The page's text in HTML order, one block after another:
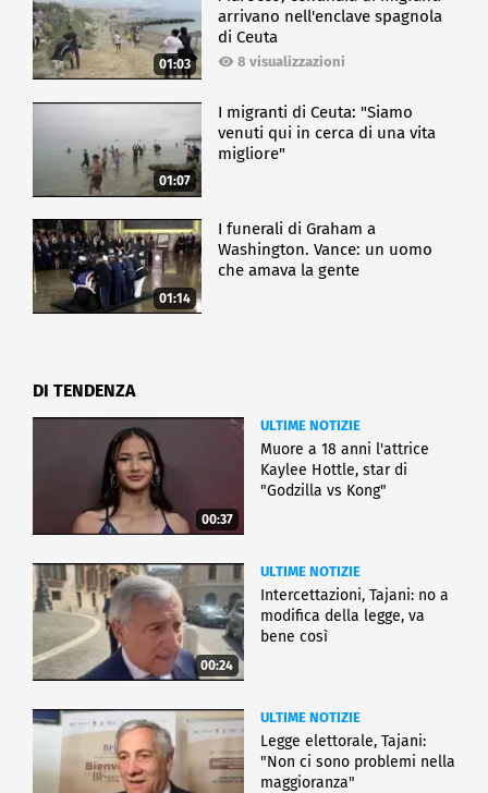
01:03
arrivano nell'enclave spagnola
di Ceuta
8 visualizzazioni
01:07
I migranti di Ceuta: "Siamo
venuti qui in cerca di una vita
migliore"
01:14
I funerali di Graham a
Washington. Vance: un uomo
che amava la gente
DI TENDENZA
00:37
ULTIME NOTIZIE
Muore a 18 anni l'attrice
Kaylee Hottle, star di
"Godzilla vs Kong"
00:24
ULTIME NOTIZIE
Intercettazioni, Tajani: no a
modifica della legge, va
bene così
ULTIME NOTIZIE
Legge elettorale, Tajani:
"Non ci sono problemi nella
maggioranza"